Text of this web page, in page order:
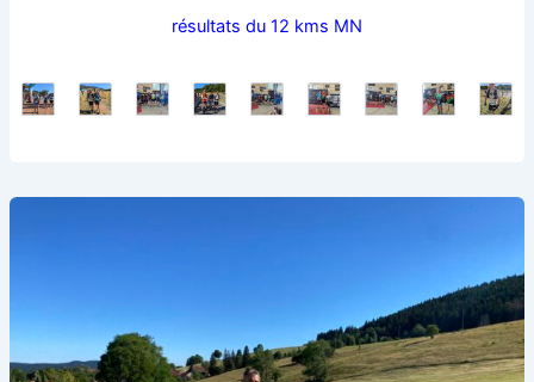
résultats du 12 kms MN